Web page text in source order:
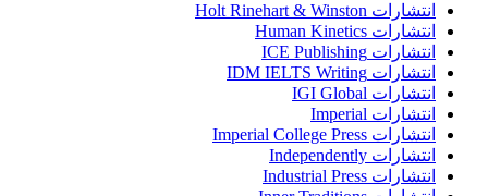
انتشارات Holt Rinehart & Winston
انتشارات Human Kinetics
انتشارات ICE Publishing
انتشارات IDM IELTS Writing
انتشارات IGI Global
انتشارات Imperial
انتشارات Imperial College Press
انتشارات Independently
انتشارات Industrial Press